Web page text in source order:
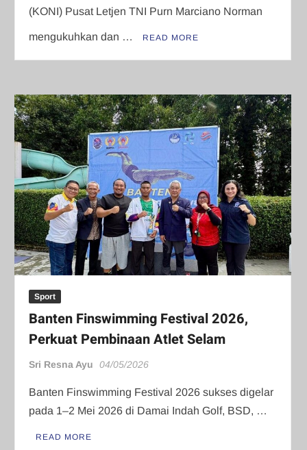
(KONI) Pusat Letjen TNI Purn Marciano Norman
mengukuhkan dan … READ MORE
Sport
Banten Finswimming Festival 2026,
Perkuat Pembinaan Atlet Selam
Sri Resna Ayu 04/05/2026
Banten Finswimming Festival 2026 sukses digelar
pada 1–2 Mei 2026 di Damai Indah Golf, BSD, …
READ MORE